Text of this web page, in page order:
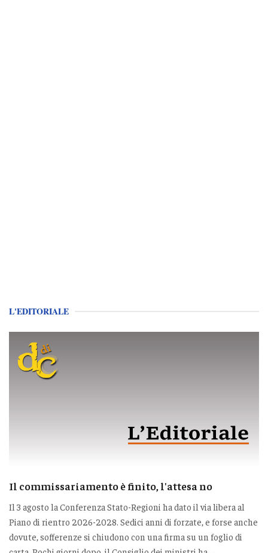
L'EDITORIALE
Il commissariamento è finito, l'attesa no
Il 3 agosto la Conferenza Stato-Regioni ha dato il via libera al
Piano di rientro 2026-2028. Sedici anni di forzate, e forse anche
dovute, sofferenze si chiudono con una firma su un foglio di